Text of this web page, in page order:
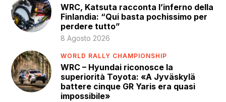
WRC, Katsuta racconta l’inferno della
Finlandia: “Qui basta pochissimo per
perdere tutto”
8 Agosto 2026
WORLD RALLY CHAMPIONSHIP
WRC – Hyundai riconosce la
superiorità Toyota: «A Jyväskylä
battere cinque GR Yaris era quasi
impossibile»